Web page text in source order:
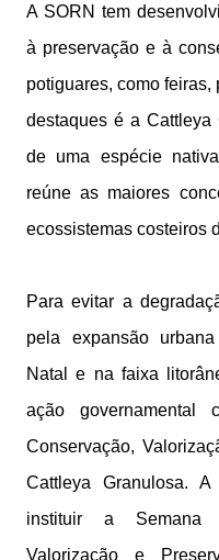
A SORN tem
à preservação e à
potiguares, como
destaques é a Cattleya
de uma espécie
reúne as maiores
ecossistemas costeiros
Para evitar a
pela expansão
Natal e na faixa
ação
Conservação,
Cattleya Granulosa.
instituir a Semana
Valorização e